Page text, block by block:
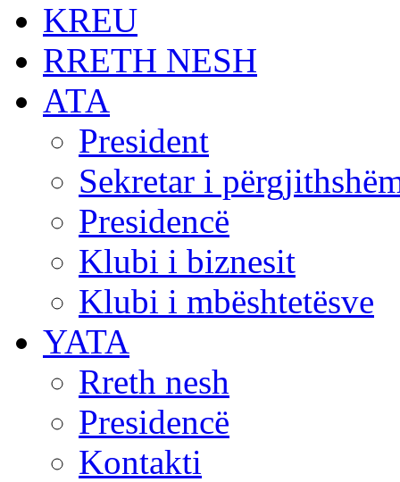
KREU
RRETH NESH
АТА
President
Sekretar i
Presidencë
Klubi i biznesit
Klubi i mbështetësve
YATA
Rreth nesh
Presidencë
Kontakti